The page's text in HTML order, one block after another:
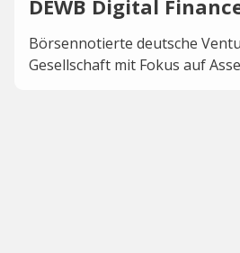
DEWB Digital
Börsennotierte deutsche
Gesellschaft mit Fokus auf